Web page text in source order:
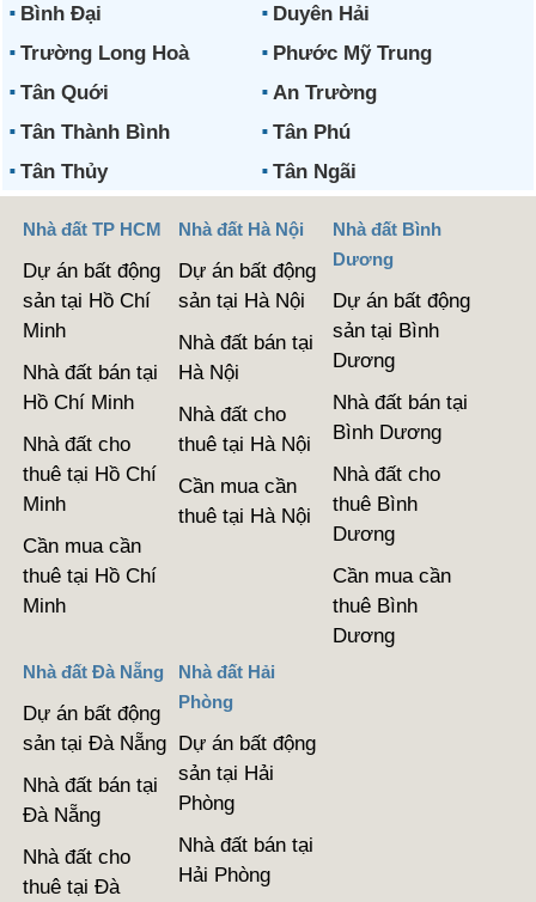
Bình Đại
Duyên Hải
Trường Long Hoà
Phước Mỹ Trung
Tân Quới
An Trường
Tân Thành Bình
Tân Phú
Tân Thủy
Tân Ngãi
Nhà đất TP HCM
Dự án bất động
sản tại Hồ Chí
Minh
Nhà đất bán tại
Hồ Chí Minh
Nhà đất cho
thuê tại Hồ Chí
Minh
Cần mua cần
thuê tại Hồ Chí
Minh
Nhà đất Hà Nội
Dự án bất động
sản tại Hà Nội
Nhà đất bán tại
Hà Nội
Nhà đất cho
thuê tại Hà Nội
Cần mua cần
thuê tại Hà Nội
Nhà đất Bình
Dương
Dự án bất động
sản tại Bình
Dương
Nhà đất bán tại
Bình Dương
Nhà đất cho
thuê Bình
Dương
Cần mua cần
thuê Bình
Dương
Nhà đất Đà Nẵng
Dự án bất động
sản tại Đà Nẵng
Nhà đất bán tại
Đà Nẵng
Nhà đất cho
thuê tại Đà
Nhà đất Hải
Phòng
Dự án bất động
sản tại Hải
Phòng
Nhà đất bán tại
Hải Phòng